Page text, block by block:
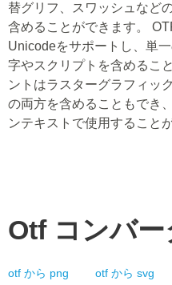
替グリフ、スワッシュなど
含めることができます。
Unicodeをサポートし、単
字やスクリプトを含めるこ
ントはラスターグラフィッ
の両方を含めることもでき
ンテキストで使用すること
Otf コンバー
otf から png otf から svg